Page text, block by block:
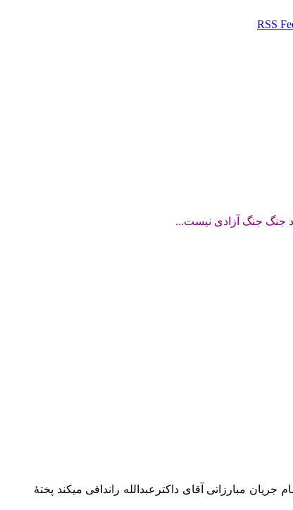
جنگ جنگ آزادی نیست...
مبارزاتی آقای داکترعبدالله راندافی میکند پختۀ